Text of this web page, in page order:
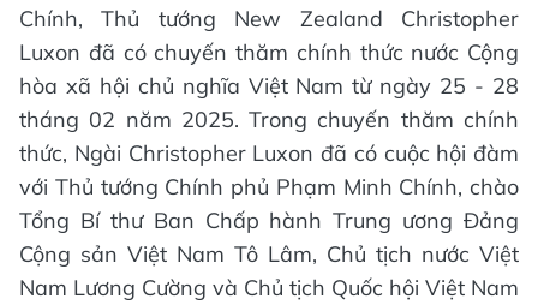
Chính, Thủ tướng New Zealand Christopher
Luxon đã có chuyến thăm chính thức nước Cộng
hòa xã hội chủ nghĩa Việt Nam từ ngày 25 - 28
tháng 02 năm 2025. Trong chuyến thăm chính
thức, Ngài Christopher Luxon đã có cuộc hội đàm
với Thủ tướng Chính phủ Phạm Minh Chính, chào
Tổng Bí thư Ban Chấp hành Trung ương Đảng
Cộng sản Việt Nam Tô Lâm, Chủ tịch nước Việt
Nam Lương Cường và Chủ tịch Quốc hội Việt Nam